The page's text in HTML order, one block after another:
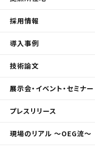
採用情報
導入事例
技術論文
展示会・イベント・セミナー
プレスリリース
現場のリアル ～OEG流～